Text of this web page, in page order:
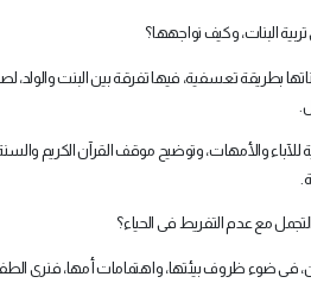
البنات، وكيف نواجهها؟
بطريقة تعسفية، فيها تفرقة بين البنت والولد،
.
للآباء والأمهات، وتوضيح موقف القرآن الكريم
مع عدم التفريط فى الحياء؟
فى ضوء ظروف بيئتها، واهتمامات أمها، فنرى